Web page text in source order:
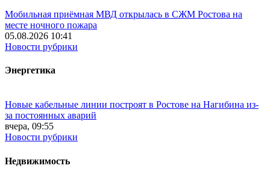
Мобильная приёмная МВД открылась в СЖМ Ростова на
месте ночного пожара
05.08.2026 10:41
Новости рубрики
Энергетика
Новые кабельные линии построят в Ростове на Нагибина из-
за постоянных аварий
вчера, 09:55
Новости рубрики
Недвижимость